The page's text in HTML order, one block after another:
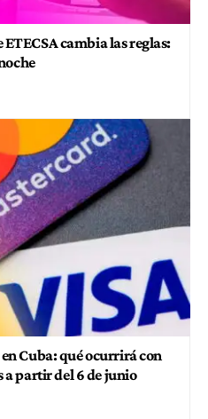
cambia las reglas:
Cuba: qué ocurrirá con
a partir del 6 de junio